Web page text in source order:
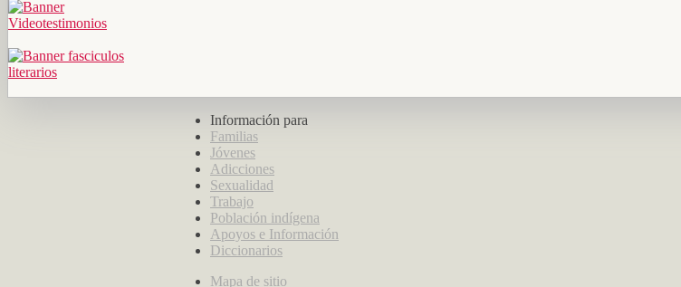
Información para
Familias
Jóvenes
Adicciones
Sexualidad
Trabajo
Población indígena
Apoyos e Información
Diccionarios
Mapa de sitio